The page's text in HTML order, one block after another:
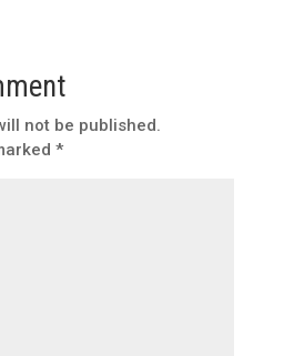
not be published.
*